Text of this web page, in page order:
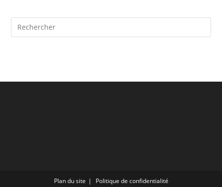
Plan du site Politique de confidentialité